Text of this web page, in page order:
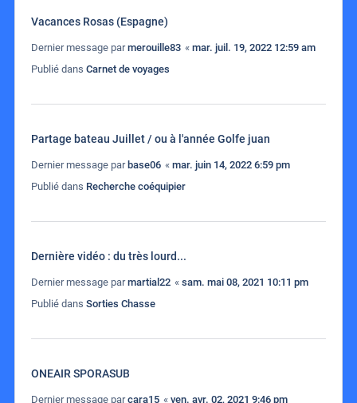
Vacances Rosas (Espagne)
Dernier message parmerouille83 « mar. juil. 19, 2022 12:59 am
Publié dans Carnet de voyages
Partage bateau Juillet / ou à l'année Golfe juan
Dernier message par base06 « mar. juin 14, 2022 6:59 pm
Publié dans Recherche coéquipier
Dernière vidéo : du très lourd...
Dernier message parmartial22 « sam. mai 08, 2021 10:11 pm
Publié dans Sorties Chasse
ONEAIR SPORASUB
Dernier message parcara15 « ven. avr. 02, 2021 9:46 pm